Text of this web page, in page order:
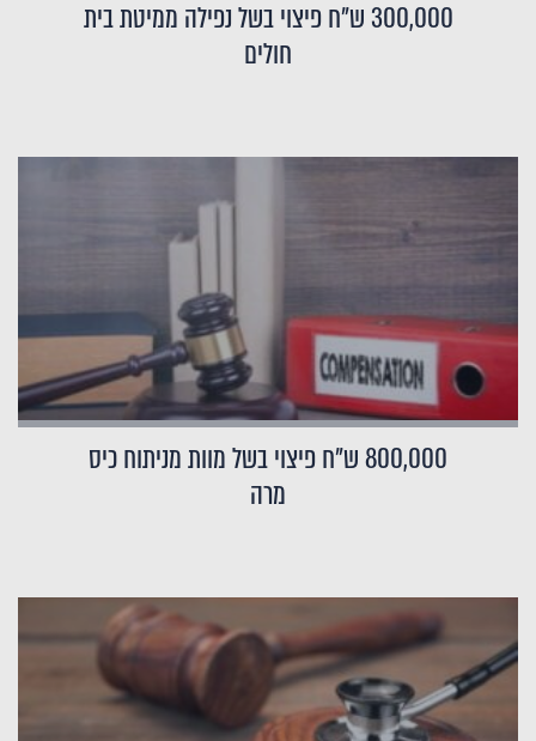
300,000 ש"ח פיצוי בשל נפילה ממיטת בית
חולים
800,000 ש"ח פיצוי בשל מוות מניתוח כיס
מרה